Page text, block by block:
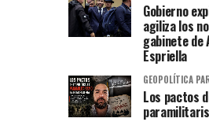
Gobierno
agiliza los
gabinete de
Espriella
GEOPOLÍTICA
Los pactos